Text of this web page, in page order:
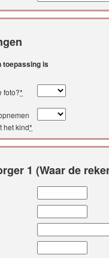
toepassing is
foto?*
het kind*
1 (Waar de